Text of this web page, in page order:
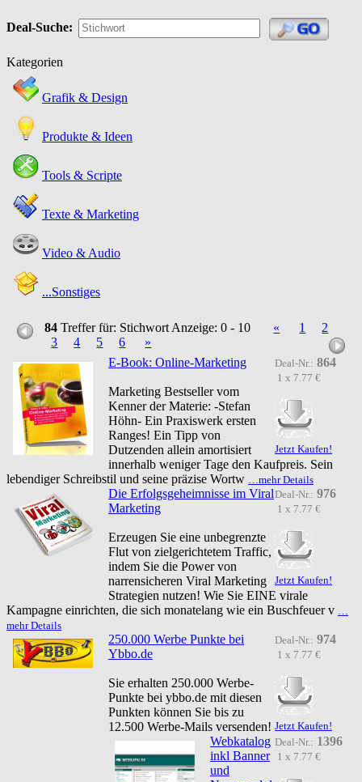
Deal-Suche:
Kategorien
Grafik & Design
Produkte & Ideen
Tools & Scripte
Texte & Marketing
Video & Audio
...Sonstiges
84 Treffer für: Stichwort Anzeige: 0 - 10 « 1
2
3
4 5 6 »
Deal-Nr.: 864
1 x 7.77 €
Jetzt Kaufen!
E-Book: Online-Marketing
Marketing Bestseller vom
Kenner der Materie: -Stefan
Höhn- Ein Praxiswerk ersten
Ranges! Ein Tipp von
Dutzenden allein amortisiert
innerhalb weniger Tage den Kaufpreis. Sein
lebendiger Schreibstil und seine präzise Wortw
…mehr Details
Deal-Nr.: 976
1 x 7.77 €
Jetzt Kaufen!
Die Erfolgsgeheimnisse im Viral
Marketing
Erzeugen Sie eine unbegrenzte
Flut von zielgerichtetem Traffic,
indem Sie die Power von
narrensicheren Viral Marketing
Strategien nutzen! Wie Sie EINE virale
Kampagne einrichten, die sich monatelang wie ein Buschfeuer v
mehr Details
Deal-Nr.: 974
1 x 7.77 €
Jetzt Kaufen!
250.000 Werbe Punkte bei
Ybbo.de
Sie erhalten 250.000 Werbe-
Punkte bei ybbo.de mit diesen
Punkten können Sie bis zu
12.500 Werbe-Mails versenden!
Deal-Nr.: 1396
1 x 7.77 €
Webkatalog
inkl Banner
und